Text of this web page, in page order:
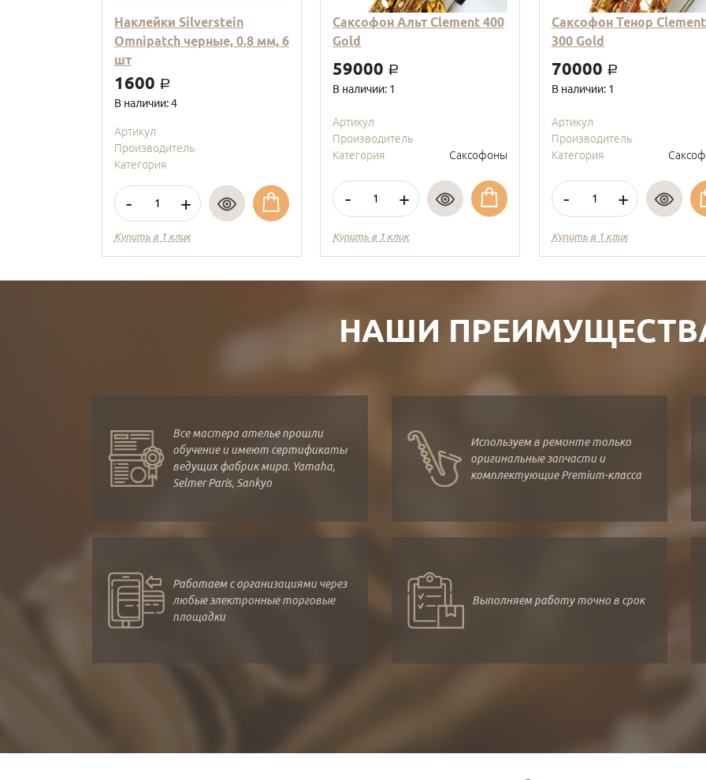
Наклейки Silverstein
Omnipatch черные, 0.8 мм, 6
шт
1600 a
В наличии: 4
Артикул
Производитель
Категория
- +
Купить в 1 клик
Саксофон Альт Clement 400
Gold
59000 a
В наличии: 1
Артикул
Производитель
Категория
Саксофоны
- +
Купить в 1 клик
Саксофон Тенор Clement
300 Gold
70000 a
В наличии: 1
Артикул
Производитель
Категория
- +
Купить в 1 клик
НАШИ
Все мастера ателье прошли
обучение и имеют сертификаты
ведущих фабрик мира. Yamaha,
Selmer Paris, Sankyo
Используем в ремонте только
оригинальные запчасти и
комплектующие Premium-класса
Работаем с организациями через
любые электронные торговые
площадки
Выполняем работу точно в срок